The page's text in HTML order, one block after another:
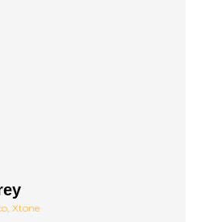
, Xtone